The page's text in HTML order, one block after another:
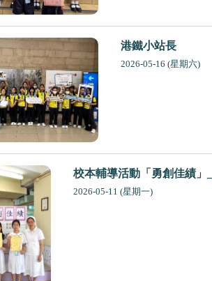
港鐵小站長
2026-05-16 (星期六)
校本輔導活動「勇創佳績」
2026-05-11 (星期一)